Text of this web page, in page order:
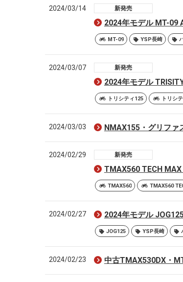
2024/03/14 新発売
2024年モデル MT-09
MT-09 YSP長崎
2024/03/07 新発売
2024年モデル
トリシティ125 トリシ
2024/03/03 NMAX155・グリファ
2024/02/29 新発売
TMAX560 TECH
TMAX560 TMAX560
2024/02/27 2024年モデル
JOG125 YSP長崎
2024/02/23 中古TMAX530DX・